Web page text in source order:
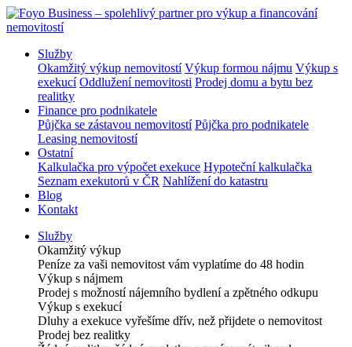
Služby
Okamžitý výkup nemovitostí Výkup formou nájmu Výkup s
exekucí Oddlužení nemovitosti Prodej domu a bytu bez
realitky
Finance pro podnikatele
Půjčka se zástavou nemovitostí Půjčka pro podnikatele
Leasing nemovitostí
Ostatní
Kalkulačka pro výpočet exekuce Hypoteční kalkulačka
Seznam exekutorů v ČR Nahlížení do katastru
Blog
Kontakt
Služby
Okamžitý výkup
Peníze za vaši nemovitost vám vyplatíme do 48 hodin
Výkup s nájmem
Prodej s možností nájemního bydlení a zpětného odkupu
Výkup s exekucí
Dluhy a exekuce vyřešíme dřív, než přijdete o nemovitost
Prodej bez realitky